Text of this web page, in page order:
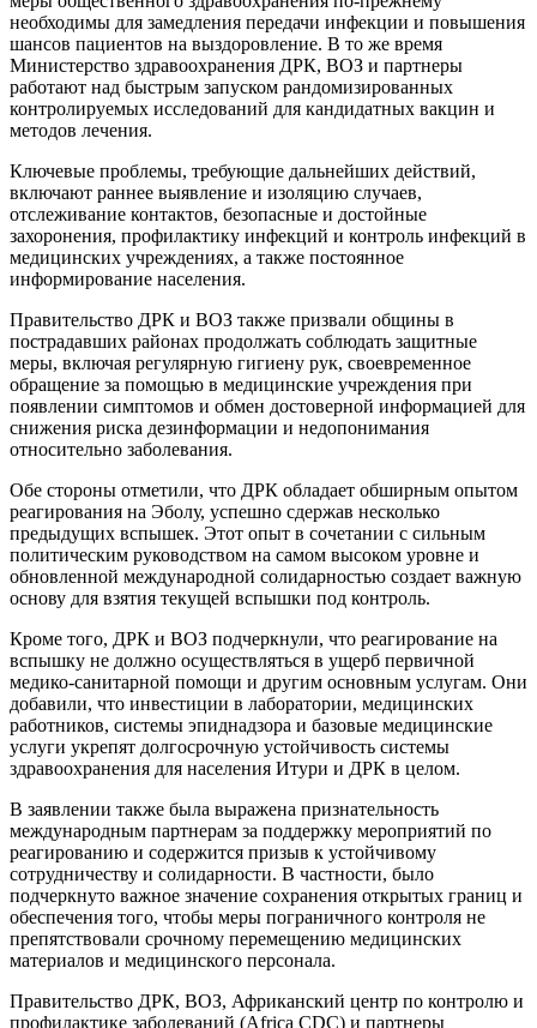
необходимы для замедления передачи инфекции и повышения
шансов пациентов на выздоровление. В то же время
Министерство здравоохранения ДРК, ВОЗ и партнеры
работают над быстрым запуском рандомизированных
контролируемых исследований для кандидатных вакцин и
методов лечения.
Ключевые проблемы, требующие дальнейших действий,
включают раннее выявление и изоляцию случаев,
отслеживание контактов, безопасные и достойные
захоронения, профилактику инфекций и контроль инфекций в
медицинских учреждениях, а также постоянное
информирование населения.
Правительство ДРК и ВОЗ также призвали общины в
пострадавших районах продолжать соблюдать защитные
меры, включая регулярную гигиену рук, своевременное
обращение за помощью в медицинские учреждения при
появлении симптомов и обмен достоверной информацией для
снижения риска дезинформации и недопонимания
относительно заболевания.
Обе стороны отметили, что ДРК обладает обширным опытом
реагирования на Эболу, успешно сдержав несколько
предыдущих вспышек. Этот опыт в сочетании с сильным
политическим руководством на самом высоком уровне и
обновленной международной солидарностью создает важную
основу для взятия текущей вспышки под контроль.
Кроме того, ДРК и ВОЗ подчеркнули, что реагирование на
вспышку не должно осуществляться в ущерб первичной
медико-санитарной помощи и другим основным услугам. Они
добавили, что инвестиции в лаборатории, медицинских
работников, системы эпиднадзора и базовые медицинские
услуги укрепят долгосрочную устойчивость системы
здравоохранения для населения Итури и ДРК в целом.
В заявлении также была выражена признательность
международным партнерам за поддержку мероприятий по
реагированию и содержится призыв к устойчивому
сотрудничеству и солидарности. В частности, было
подчеркнуто важное значение сохранения открытых границ и
обеспечения того, чтобы меры пограничного контроля не
препятствовали срочному перемещению медицинских
материалов и медицинского персонала.
Правительство ДРК, ВОЗ, Африканский центр по контролю и
профилактике заболеваний (Africa CDC) и партнеры